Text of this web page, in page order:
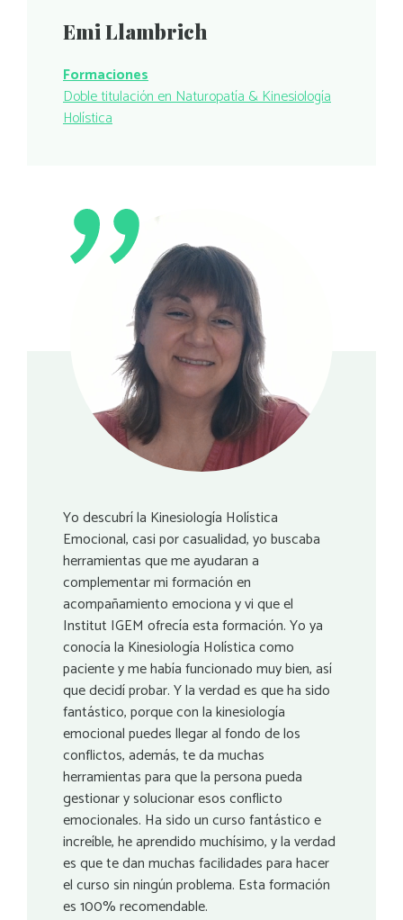
Emi Llambrich
Formaciones
Doble titulación en Naturopatía & Kinesiología
Holística
Yo descubrí la Kinesiología Holística
Emocional, casi por casualidad, yo buscaba
herramientas que me ayudaran a
complementar mi formación en
acompañamiento emociona y vi que el
Institut IGEM ofrecía esta formación. Yo ya
conocía la Kinesiología Holística como
paciente y me había funcionado muy bien, así
que decidí probar. Y la verdad es que ha sido
fantástico, porque con la kinesiología
emocional puedes llegar al fondo de los
conflictos, además, te da muchas
herramientas para que la persona pueda
gestionar y solucionar esos conflicto
emocionales. Ha sido un curso fantástico e
increíble, he aprendido muchísimo, y la verdad
es que te dan muchas facilidades para hacer
el curso sin ningún problema. Esta formación
es 100% recomendable.